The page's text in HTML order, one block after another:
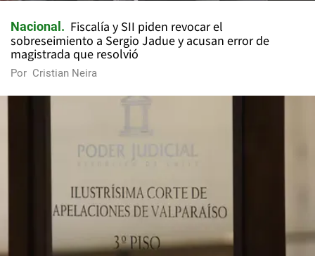
Nacional
Fiscalía y SII piden revocar el
sobreseimiento a Sergio Jadue y acusan error de
magistrada que resolvió
Por Cristian Neira